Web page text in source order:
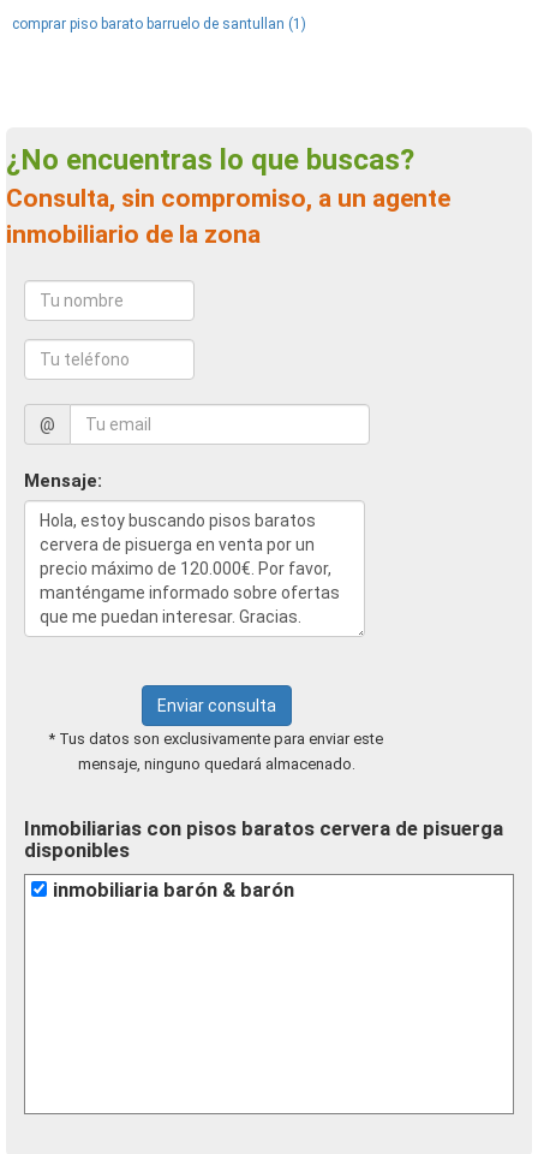
comprar piso barato barruelo de santullan (1)
¿No encuentras lo que buscas?
Consulta, sin compromiso, a un agente
inmobiliario de la zona
@
Mensaje:
Enviar consulta
* Tus datos son exclusivamente para enviar este
mensaje, ninguno quedará almacenado.
Inmobiliarias con pisos baratos cervera de pisuerga
disponibles
inmobiliaria barón & barón